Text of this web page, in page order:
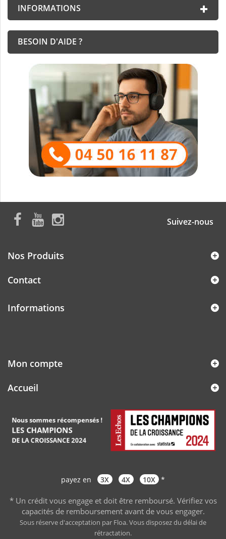
INFORMATIONS
BESOIN D'AIDE ?
Suivez-nous
Nos Produits
Contact
Informations
Mon compte
Accueil
payez en 3X 4X 10X *
* Un crédit vous engage et doit être remboursé. Vérifiez vos
capacités de remboursement avant de vous engager.
Sous réserve d'acceptation par Floa. Vous disposez du délai de
rétractation.